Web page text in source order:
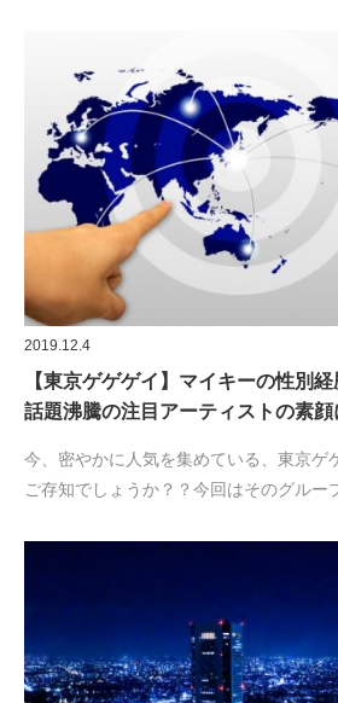
2019.12.4
【東京ゲゲゲイ】マイキーの性別
話題沸騰の注目アーティストの素顔
今、密やかに人気を集めている、東京ゲ
ご存知でしょうか？？今回はそのグルー